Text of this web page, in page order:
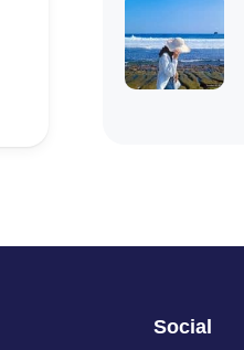
Social